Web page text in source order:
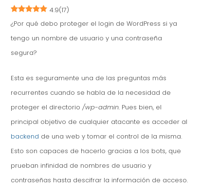
4.9(17)
¿Por qué debo proteger el login de WordPress si ya
tengo un nombre de usuario y una contraseña
segura?
Esta es seguramente una de las preguntas más
recurrentes cuando se habla de la necesidad de
proteger el directorio /wp-admin. Pues bien, el
principal objetivo de cualquier atacante es acceder al
backend de una web y tomar el control de la misma.
Esto son capaces de hacerlo gracias a los bots, que
prueban infinidad de nombres de usuario y
contraseñas hasta descifrar la información de acceso.